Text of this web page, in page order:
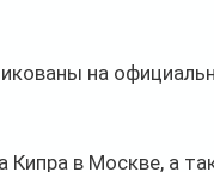
на
Кипра в Москве, а